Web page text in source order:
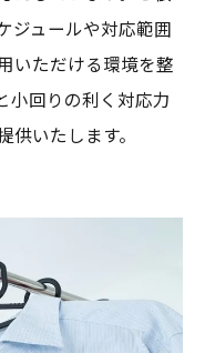
ジュールや対応範囲
いただける環境を整
小回りの利く対応力
いたします。